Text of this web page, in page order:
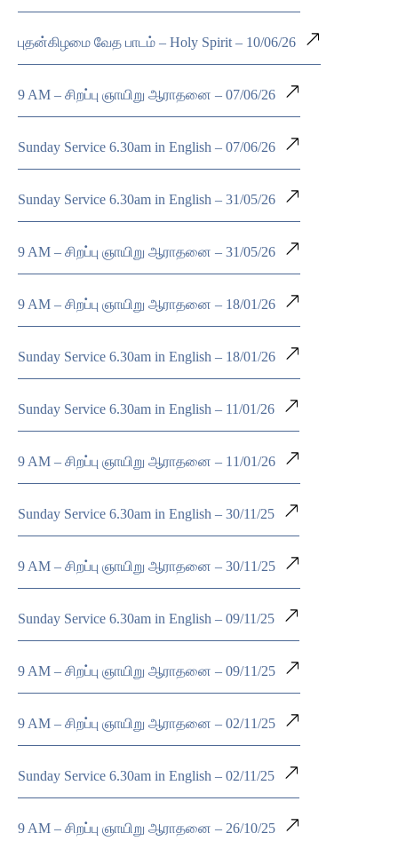
புதன்கிழமை வேத பாடம் – Holy Spirit – 10/06/26
9 AM – சிறப்பு ஞாயிறு ஆராதனை – 07/06/26
Sunday Service 6.30am in English – 07/06/26
Sunday Service 6.30am in English – 31/05/26
9 AM – சிறப்பு ஞாயிறு ஆராதனை – 31/05/26
9 AM – சிறப்பு ஞாயிறு ஆராதனை – 18/01/26
Sunday Service 6.30am in English – 18/01/26
Sunday Service 6.30am in English – 11/01/26
9 AM – சிறப்பு ஞாயிறு ஆராதனை – 11/01/26
Sunday Service 6.30am in English – 30/11/25
9 AM – சிறப்பு ஞாயிறு ஆராதனை – 30/11/25
Sunday Service 6.30am in English – 09/11/25
9 AM – சிறப்பு ஞாயிறு ஆராதனை – 09/11/25
9 AM – சிறப்பு ஞாயிறு ஆராதனை – 02/11/25
Sunday Service 6.30am in English – 02/11/25
9 AM – சிறப்பு ஞாயிறு ஆராதனை – 26/10/25